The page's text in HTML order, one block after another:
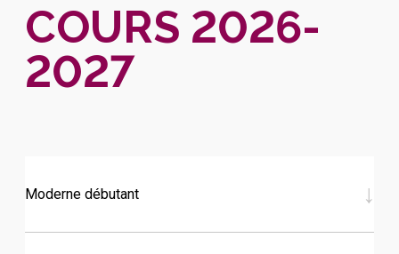
COURS 2026-
2027
Moderne débutant ↓